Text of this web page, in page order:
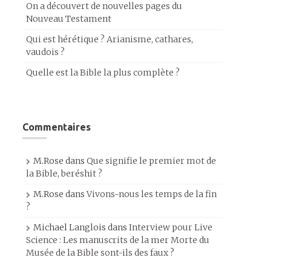
On a découvert de nouvelles pages du
Nouveau Testament
Qui est hérétique ? Arianisme, cathares,
vaudois ?
Quelle est la Bible la plus complète ?
Commentaires
M.Rose dans Que signifie le premier mot de
la Bible, beréshit ?
M.Rose dansVivons-nous les temps de la fin
?
Michael Langlois dans Interview pour Live
Science : Les manuscrits de la mer Morte du
Musée de la Bible sont-ils des faux ?